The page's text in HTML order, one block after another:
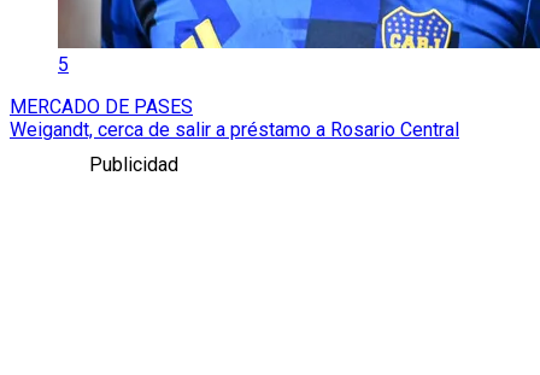
5
MERCADO DE PASES
Weigandt, cerca de salir a préstamo a Rosario Central
Publicidad